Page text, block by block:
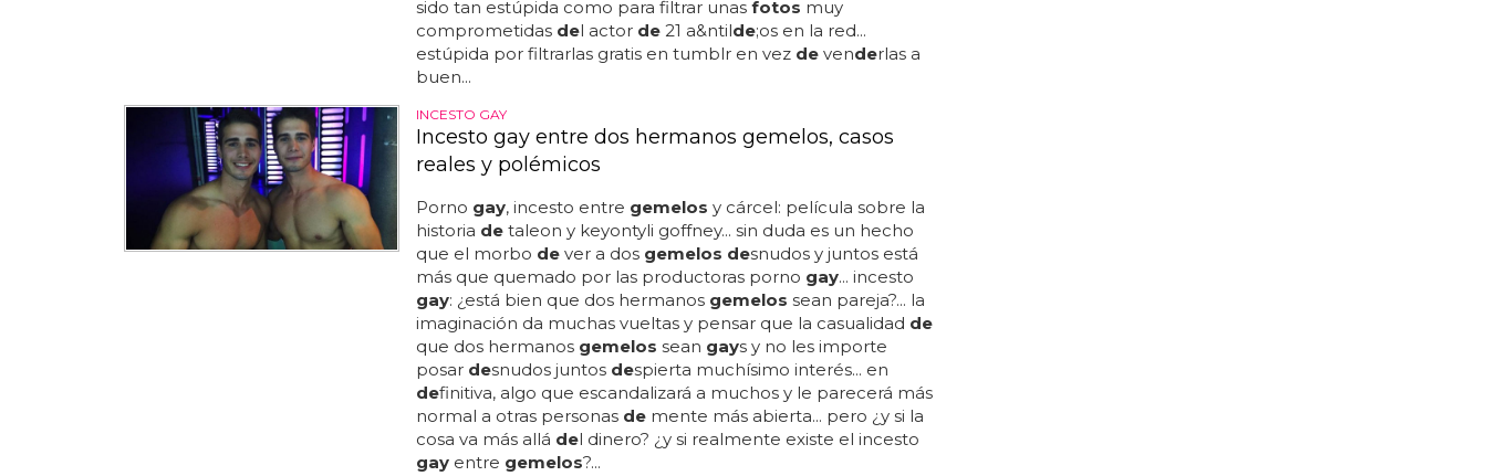
sido tan estúpida como para filtrar unas fotos muy
comprometidas del actor de21 a&ntilde;os en la red...
estúpida por filtrarlas gratis en tumblr en vez devenderlas a
buen...
INCESTO GAY
Incesto gay entre dos hermanos gemelos, casos
reales y polémicos
Porno gay, incesto entre gemelos y cárcel: película sobre la
historia detaleon y keyontyli goffney... sin duda es un hecho
que el morbo dever a dos gemelos desnudos y juntos está
más que quemado por las productoras porno gay... incesto
gay: ¿está bien que dos hermanos gemelos sean pareja?... la
imaginación da muchas vueltas y pensar que la casualidad de
que dos hermanos gemelos sean gays y no les importe
posar desnudos juntos despierta muchísimo interés... en
definitiva, algo que escandalizará a muchos y le parecerá más
normal a otras personas demente más abierta... pero ¿y si la
cosa va más allá del dinero? ¿y si realmente existe el incesto
gayentre gemelos?...